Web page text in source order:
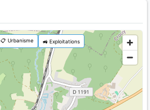
📋 Urbanisme 🚜 Exploitations